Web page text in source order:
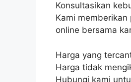
Konsultasikan
Kami
online bersama
Harga yang
Harga tidak
Hubungi kami